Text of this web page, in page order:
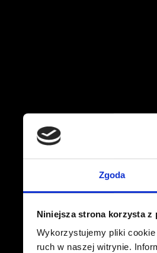
Zgoda
Niniejsza strona korzysta z
Wykorzystujemy pliki
ruch w naszej witrynie.